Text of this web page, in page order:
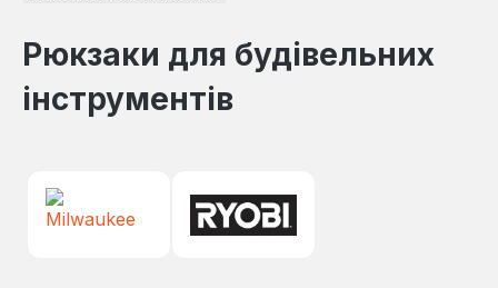
Рюкзаки для будівельних
інструментів